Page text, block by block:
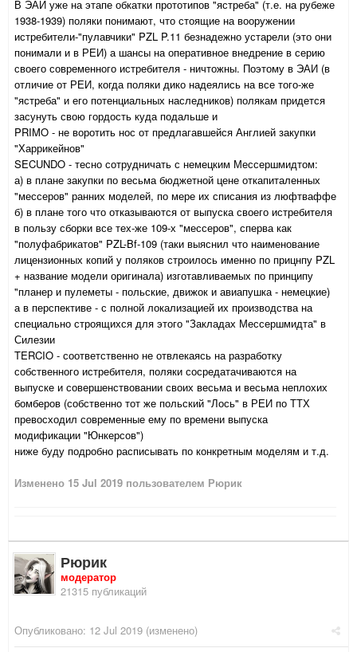
В ЭАИ уже на этапе обкатки прототипов "ястреба" (т.е. на рубеже
1938-1939) поляки понимают, что стоящие на вооружении
истребители-"пулавчики" PZL P.11 безнадежно устарели (это они
понимали и в РЕИ) а шансы на оперативное внедрение в серию
своего современного истребителя - ничтожны. Поэтому в ЭАИ (в
отличие от РЕИ, когда поляки дико надеялись на все того-же
"ястреба" и его потенциальных наследников) полякам придется
засунуть свою гордость куда подальше и
PRIMO - не воротить нос от предлагавшейся Англией закупки
"Харрикейнов"
SECUNDO - тесно сотрудничать с немецким Мессершмидтом:
а) в плане закупки по весьма бюджетной цене откапиталенных
"мессеров" ранних моделей, по мере их списания из люфтваффе
б) в плане того что отказываются от выпуска своего истребителя
в пользу сборки все тех-же 109-х "мессеров", сперва как
"полуфабрикатов" PZL-Bf-109 (таки выяснил что наименование
лицензионных копий у поляков строилось именно по прицнпу PZL
+ название модели оригинала) изготавливаемых по принципу
"планер и пулеметы - польские, движок и авиапушка - немецкие)
а в перспективе - с полной локализацией их производства на
специально строящихся для этого "Закладах Мессершмидта" в
Силезии
TERCIO - соответственно не отвлекаясь на разработку
собственного истребителя, поляки сосредатачиваются на
выпуске и совершенствовании своих весьма и весьма неплохих
бомберов (собственно тот же польский "Лось" в РЕИ по ТТХ
превосходил современные ему по времени выпуска
модификации "Юнкерсов")
ниже буду подробно расписывать по конкретным моделям и т.д.
Изменено 15 Jul 2019 пользователем Рюрик
Рюрик
модератор
21315 публикаций
Опубликовано: 12 Jul 2019 (изменено)